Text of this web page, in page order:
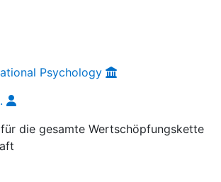
Psychology
die gesamte Wertschöpfungskette